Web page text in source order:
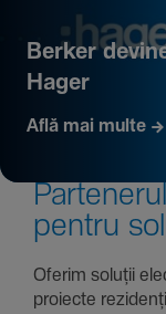
Berker
Hager
Află mai multe
pentru
Oferim soluții
proiecte